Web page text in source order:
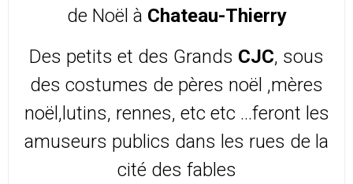
de Noël à Chateau-Thierry
Des petits et des Grands CJC, sous
des costumes de pères noël ,mères
noël,lutins, rennes, etc etc ...feront les
amuseurs publics dans les rues de la
cité des fables